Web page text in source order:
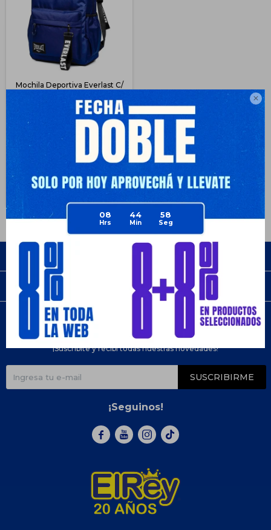

08 44 58
Mochila Deportiva Everlast C/
Porta Botella y Llavero - Azul
1.790 62
$ 570
$ 604
Empresa
Compra
Newsletter
¡Suscribite y recibí todas nuestras novedades!
SUSCRIBIRME
¡Seguinos!
  